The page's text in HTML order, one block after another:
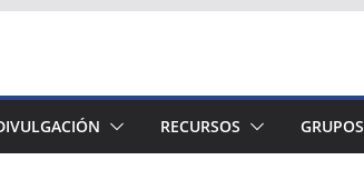
RECURSOS GRUPOS